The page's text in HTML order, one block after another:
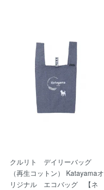
クルリト デイリーバッグ
（再生コットン） Katayamaオ
リジナル エコバッグ 【ネ